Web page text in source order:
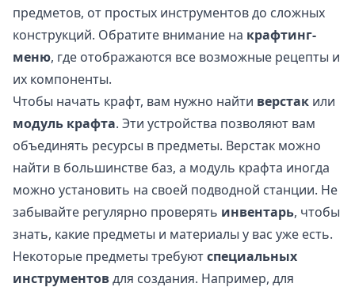
предметов, от простых инструментов до сложных
конструкций. Обратите внимание на крафтинг-
меню, где отображаются все возможные рецепты и
их компоненты.
Чтобы начать крафт, вам нужно найти верстак или
модуль крафта. Эти устройства позволяют вам
объединять ресурсы в предметы. Верстак можно
найти в большинстве баз, а модуль крафта иногда
можно установить на своей подводной станции. Не
забывайте регулярно проверять инвентарь, чтобы
знать, какие предметы и материалы у вас уже есть.
Некоторые предметы требуютспециальных
инструментовдля создания. Например, для